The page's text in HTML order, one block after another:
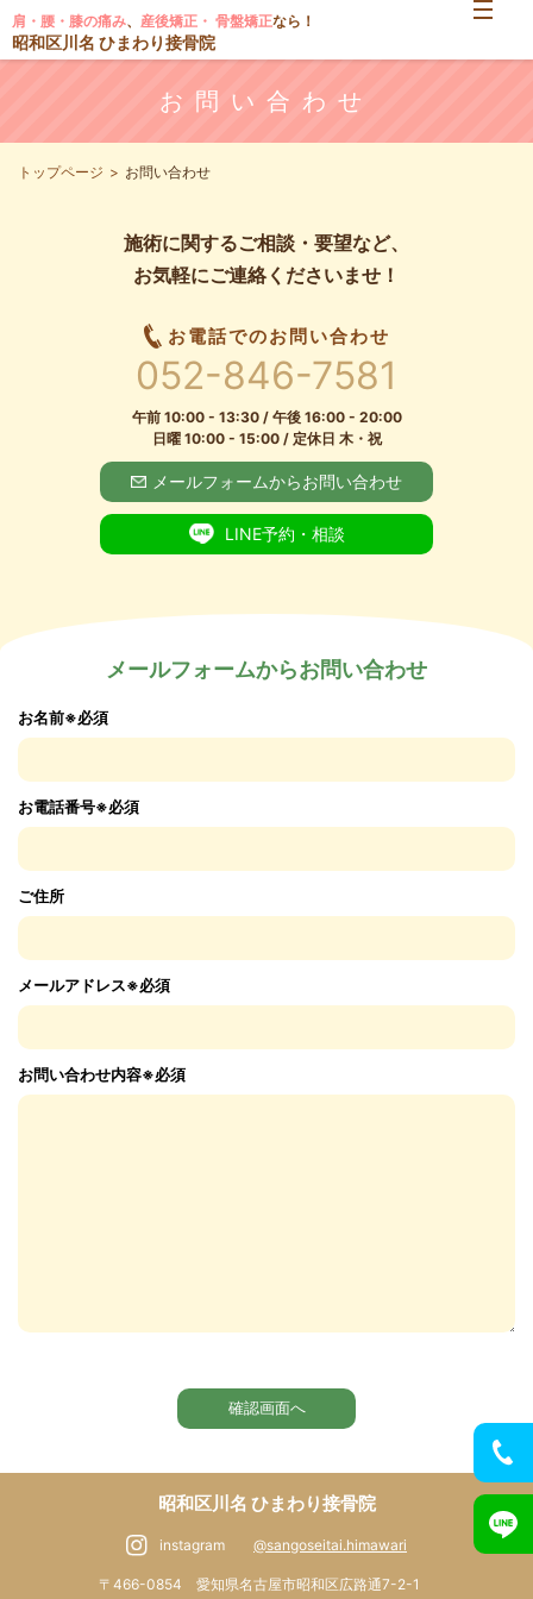
肩・腰・膝の痛み、 産後矯正・ 骨盤矯正なら！
昭和区川名 ひまわり接骨院
お問い合わせ
トップページ お問い合わせ
施術に関するご相談・要望など、
お気軽にご連絡くださいませ！
お電話でのお問い合わせ
052-846-7581
午前 10:00 - 13:30 / 午後 16:00 - 20:00
日曜 10:00 - 15:00 / 定休日 木・祝
メールフォームからお問い合わせ
LINE予約・相談
メールフォームからお問い合わせ
お名前※必須
お電話番号※必須
ご住所
メールアドレス※必須
お問い合わせ内容※必須
昭和区川名 ひまわり接骨院
instagram @sangoseitai.himawari
〒466-0854 愛知県名古屋市昭和区広路通7-2-1